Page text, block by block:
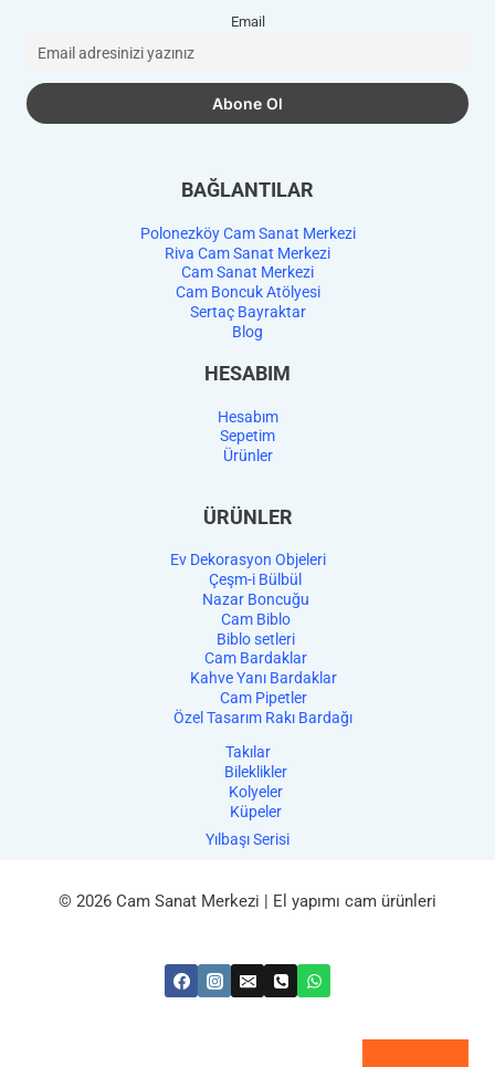
Email
BAĞLANTILAR
Polonezköy Cam Sanat Merkezi
Riva Cam Sanat Merkezi
Cam Sanat Merkezi
Cam Boncuk Atölyesi
Sertaç Bayraktar
Blog
HESABIM
Hesabım
Sepetim
Ürünler
ÜRÜNLER
Ev Dekorasyon Objeleri
Çeşm-i Bülbül
Nazar Boncuğu
Cam Biblo
Biblo setleri
Cam Bardaklar
Kahve Yanı Bardaklar
Cam Pipetler
Özel Tasarım Rakı Bardağı
Takılar
Bileklikler
Kolyeler
Küpeler
Yılbaşı Serisi
© 2026 Cam Sanat Merkezi | El yapımı cam ürünleri